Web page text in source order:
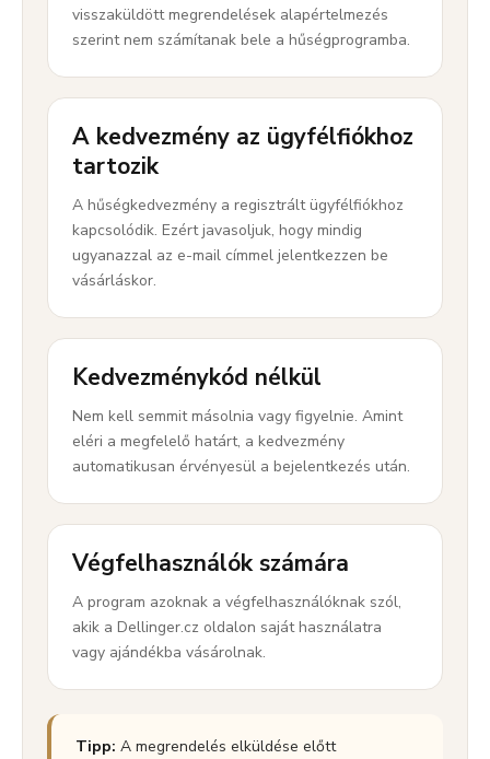
visszaküldött megrendelések alapértelmezés
szerint nem számítanak bele a hűségprogramba.
A kedvezmény az ügyfélfiókhoz
tartozik
A hűségkedvezmény a regisztrált ügyfélfiókhoz
kapcsolódik. Ezért javasoljuk, hogy mindig
ugyanazzal az e-mail címmel jelentkezzen be
vásárláskor.
Kedvezménykód nélkül
Nem kell semmit másolnia vagy figyelnie. Amint
eléri a megfelelő határt, a kedvezmény
automatikusan érvényesül a bejelentkezés után.
Végfelhasználók számára
A program azoknak a végfelhasználóknak szól,
akik a Dellinger.cz oldalon saját használatra
vagy ajándékba vásárolnak.
Tipp: A megrendelés elküldése előtt